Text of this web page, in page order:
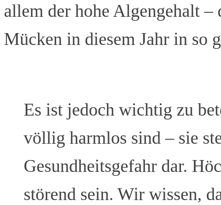
allem der hohe Algengehalt
Mücken in diesem Jahr in so
Es ist jedoch wichtig zu
völlig harmlos sind – sie
Gesundheitsgefahr dar.
störend sein. Wir wissen,